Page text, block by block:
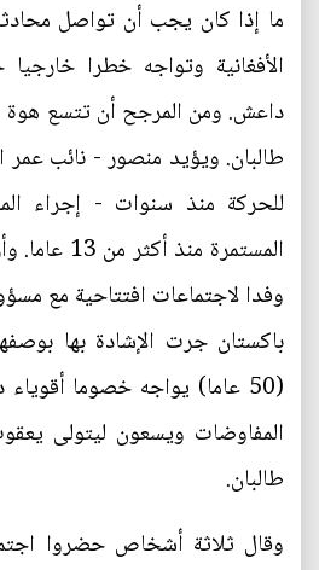
ما إذا كان يجب أن تواصل
الأفغانية وتواجه خطرا
داعش. ومن المرجح أن تتسع هوة
طالبان. ويؤيد منصور - نائب عمر
للحركة منذ سنوات - إجراء
المستمرة
وفدا لاجتماعات افتتاحية مع
باكستان جرت الإشادة بها
(50 عاما) يواجه خصوما
المفاوضات ويسعون ليتولى
طالبان.
وقال ثلاثة أشخاص حضروا